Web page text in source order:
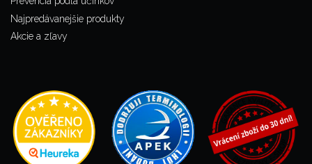
Najpredávanejšie produkty
Akcie a zľavy